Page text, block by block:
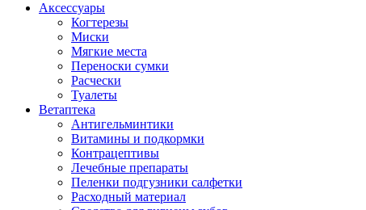
Аксессуары
Когтерезы
Миски
Мягкие места
Переноски сумки
Расчески
Туалеты
Ветаптека
Антигельминтики
Витамины и подкормки
Контрацептивы
Лечебные препараты
Пеленки подгузники салфетки
Расходный материал